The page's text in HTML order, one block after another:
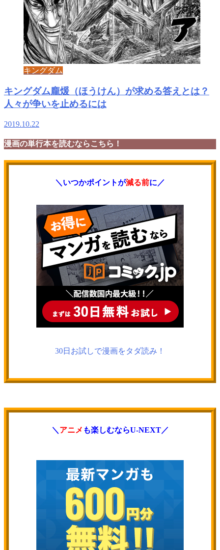
キングダム
キングダム龐煖（ほうけん）が求める答えとは？
人々が争いを止めるには
2019.10.22
漫画の単行本を読むならこちら！
＼いつかポイントが減る前に／
30日お試しで漫画をタダ読み！
＼ アニメ も楽しむならU-NEXT／